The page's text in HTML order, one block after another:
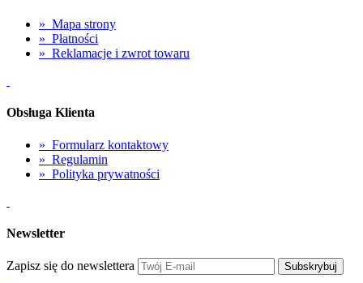
» Mapa strony
» Płatności
» Reklamacje i zwrot towaru
Obsługa Klienta
» Formularz kontaktowy
» Regulamin
» Polityka prywatności
Newsletter
Zapisz się do newslettera Subskrybuj